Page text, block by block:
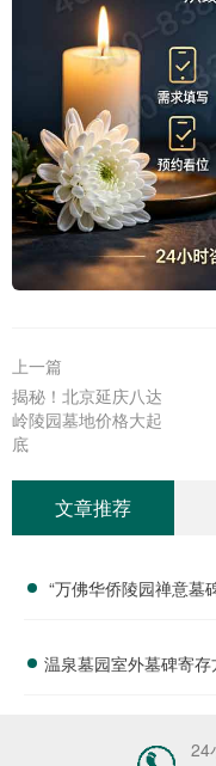
上一篇
揭秘！北京延庆八达
岭陵园墓地价格大起
底‌
文章推荐
“万佛华侨陵园禅意墓
详解与优惠分析”
温泉墓园室外墓碑寄存
24